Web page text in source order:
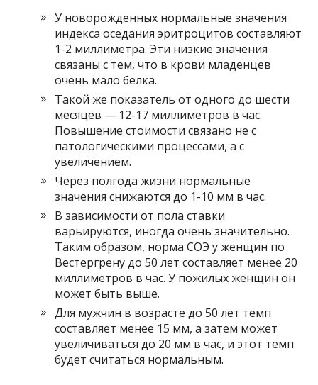
У новорожденных нормальные значения
индекса оседания эритроцитов составляют
1-2 миллиметра. Эти низкие значения
связаны с тем, что в крови младенцев
очень мало белка.
Такой же показатель от одного до шести
месяцев — 12-17 миллиметров в час.
Повышение стоимости связано не с
патологическими процессами, а с
увеличением.
Через полгода жизни нормальные
значения снижаются до 1-10 мм в час.
В зависимости от пола ставки
варьируются, иногда очень значительно.
Таким образом, норма СОЭ у женщин по
Вестергрену до 50 лет составляет менее 20
миллиметров в час. У пожилых женщин он
может быть выше.
Для мужчин в возрасте до 50 лет темп
составляет менее 15 мм, а затем может
увеличиваться до 20 мм в час, и этот темп
будет считаться нормальным.